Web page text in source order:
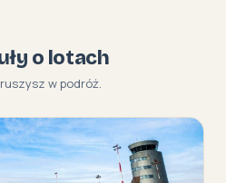
o lotach
w podróż.